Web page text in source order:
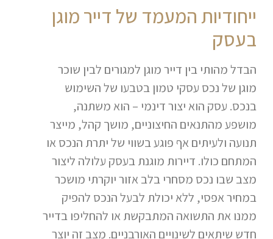
ייחודיות המעמד של דייר מוגן
בעסק
הבדל מהותי בין דייר מוגן למגורים לבין שוכר
מוגן של נכס עסקי טמון בטבעו של השימוש
בנכס. עסק הוא יצור דינמי – הוא משתנה,
מושפע מהתנאים החיצוניים, מושך קהל, מייצר
תנועה ולעיתים אף פוגע בשווי של יתרת הנכס או
המתחם כולו. דיירות מוגנת בעסק עלולה ליצור
מצב שבו נכס מסחרי בלב אזור יוקרתי מושכר
במחיר אפסי, ללא יכולת לבעל הנכס להפיק
ממנו את התשואה המתבקשת או להחליפו בדייר
חדש שיתאים לשינויים האורבניים. מצב זה יוצר